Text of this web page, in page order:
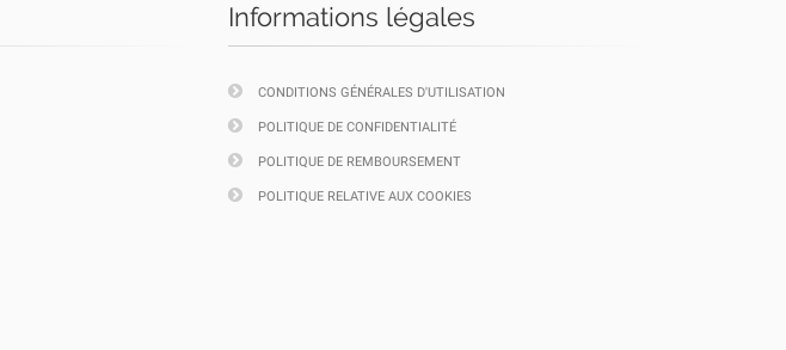
Informations légales
CONDITIONS GÉNÉRALES D'UTILISATION
POLITIQUE DE CONFIDENTIALITÉ
POLITIQUE DE REMBOURSEMENT
POLITIQUE RELATIVE AUX COOKIES